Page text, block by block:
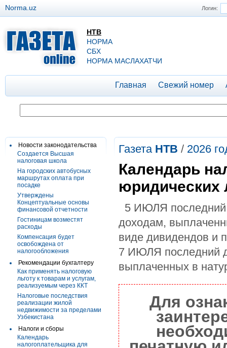
Логин:
Norma.uz
НТВ
НОРМА
СБХ
НОРМА МАСЛАХАТЧИ
Главная Свежий номер
Новости законодательства
Создается Высшая
налоговая школа
На городских автобусных
маршрутах оплата при
посадке
Утверждены
Концептуальные основы
финансовой отчетности
Гостиницам возместят
расходы
Компенсация будет
освобождена от
налогообложения
Рекомендации бухгалтеру
Как применять налоговую
льготу к товарам и услугам,
реализуемым через ККТ
Налоговые последствия
реализации жилой
недвижимости за пределами
Узбекистана
Налоги и сборы
Календарь
налогоплательщика для
Газета НТВ / 2026
Календарь
юридических
5 ИЮЛЯ последний
доходам,
виде дивидендов и
7 ИЮЛЯ последний
выплаченных в
Для